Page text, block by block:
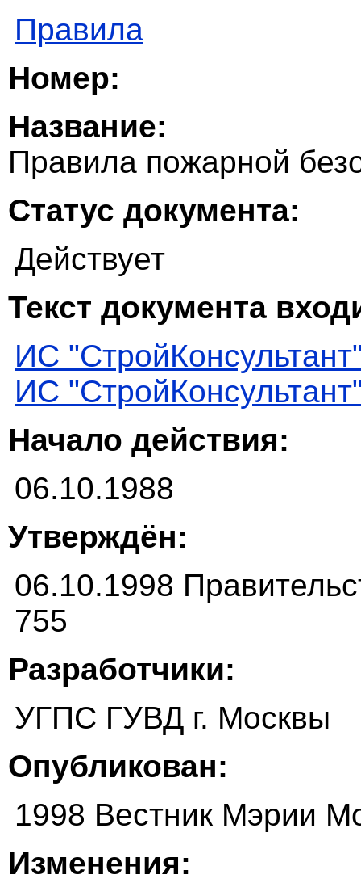
Правила
Номер:
Название:
Правила пожарной
Статус документа:
Действует
Текст документа
ИС
ИС
Начало действия:
06.10.1988
Утверждён:
06.10.1998
755
Разработчики:
УГПС ГУВД г. Москвы
Опубликован:
1998 Вестник Мэрии
Изменения: